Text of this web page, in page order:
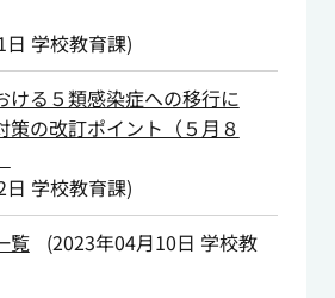
学校教育課)
ける５類感染症への移行に
策の改訂ポイント（５月８
学校教育課)
覧
(2023年04月10日 学校教